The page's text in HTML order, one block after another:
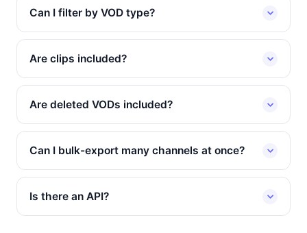
Can I filter by VOD type?
Are clips included?
Are deleted VODs included?
Can I bulk-export many channels at once?
Is there an API?